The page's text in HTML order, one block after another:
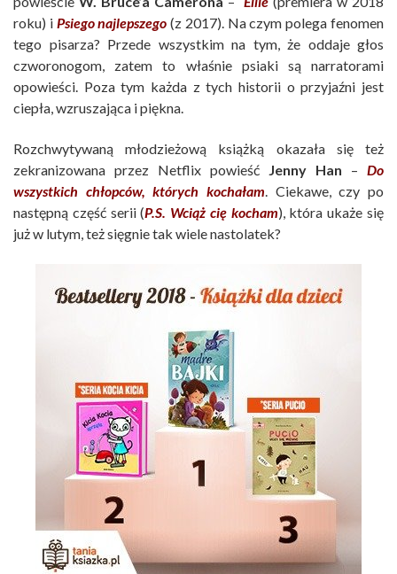
roku) i Psiego najlepszego(z 2017). Na czym polega fenomen
tego pisarza? Przede wszystkim na tym, że oddaje głos
czworonogom, zatem to właśnie psiaki są narratorami
opowieści. Poza tym każda z tych historii o przyjaźni jest
ciepła, wzruszająca i piękna.
Rozchwytywaną młodzieżową książką okazała się też
zekranizowana przez Netflix powieść Jenny Han – Do
wszystkich chłopców, których kochałam. Ciekawe, czy po
następną część serii (P.S. Wciąż cię kocham), która ukaże się
już w lutym, też sięgnie tak wiele nastolatek?